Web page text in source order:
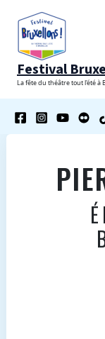
contenu
Festival
La fête du théâtre tout l'été à